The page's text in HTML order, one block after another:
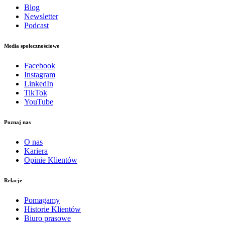
Blog
Newsletter
Podcast
Media społecznościowe
Facebook
Instagram
LinkedIn
TikTok
YouTube
Poznaj nas
O nas
Kariera
Opinie Klientów
Relacje
Pomagamy
Historie Klientów
Biuro prasowe